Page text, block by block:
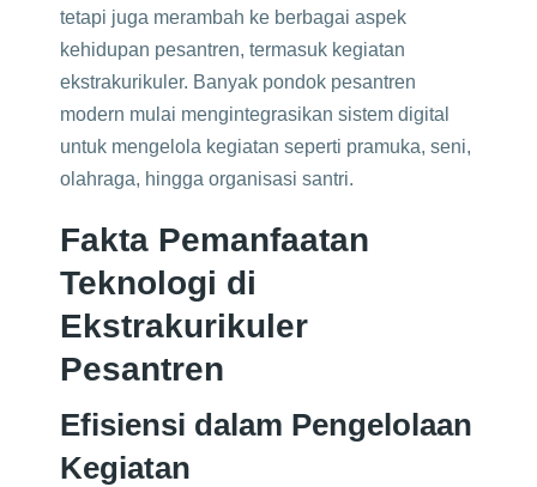
tetapi juga merambah ke berbagai aspek
kehidupan pesantren, termasuk kegiatan
ekstrakurikuler. Banyak pondok pesantren
modern mulai mengintegrasikan sistem digital
untuk mengelola kegiatan seperti pramuka, seni,
olahraga, hingga organisasi santri.
Fakta Pemanfaatan
Teknologi di
Ekstrakurikuler
Pesantren
Efisiensi dalam Pengelolaan
Kegiatan